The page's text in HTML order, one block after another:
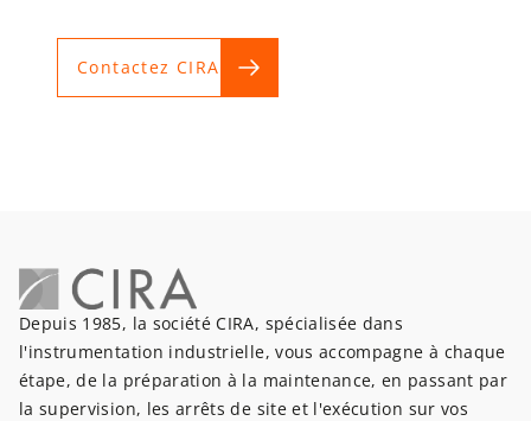
Contactez CIRA
Depuis 1985, la société CIRA, spécialisée dans
l'instrumentation industrielle, vous accompagne à chaque
étape, de la préparation à la maintenance, en passant par
la supervision, les arrêts de site et l'exécution sur vos